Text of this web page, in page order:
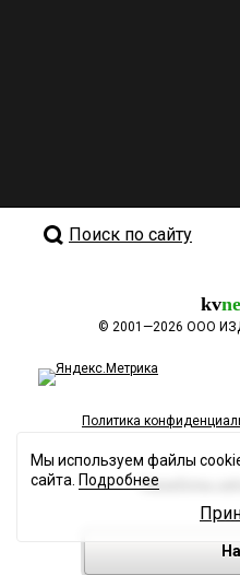
Поиск по сайту
kv
© 2001—2026 ООО
Политика
Разработка
Мы используем файлы
сайта. Подробнее